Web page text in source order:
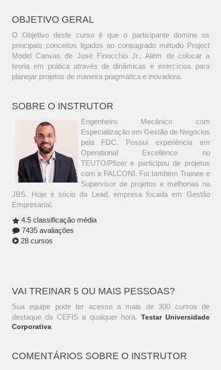
OBJETIVO GERAL
O Objetivo deste curso é que o participante domine os
principais conceitos ligados ao consagrado método Project
Model Canvas de José Finocchio Jr., Além de colocar a
teoria em prática através de dinâmicas e exercícios para
planejar projetos de maneira pragmática e inovadora.
SOBRE O INSTRUTOR
Engenheiro Mecânico com
Especialização em Gestão de Negócios
pela FDC. Possui experiência em
Operational Excellence no
TEUTO/Pfizer e participou de projetos
com a FALCONI. Foi também Trainee e
Supervisor de projetos e melhorias na
JBS. Hoje é sócio da Lead, empresa focada em Gestão
Empresarial.
4.5 classificação média
7435 avaliações
28 cursos
VAI TREINAR 5 OU MAIS PESSOAS?
Sua equipe pode ter acesso a mais de 300 cursos de
destaque da CEFIS a qualquer hora. Testar Universidade
Corporativa
COMENTÁRIOS SOBRE O INSTRUTOR